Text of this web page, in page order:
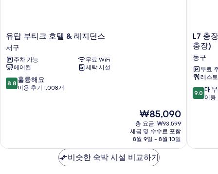
인)]
사
진
모
유
탑
부
티
크
호
텔
구
유탑 부티크 호텔 & 레지던스
서구
주차 가능
무료 WiFi
에어컨
세탁 시설
10
점
륭
8.8 훌륭해요
이용 후기 1,008개
현
재
요
금
₩85,090
₩85,090
총 요금: ₩93,599
세금 및 수수료 포함
8월 9일 ~ 8월 10일
L7
충
장
바
이
롯
데
호
플
L7 충
충장)
동구
무료
레스
10
점
매
9.0 매
이용
비슷한 숙박 시설 비교하기